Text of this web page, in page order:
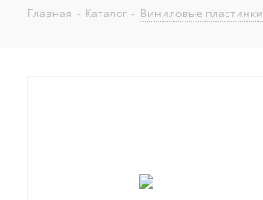
Главная - Каталог - Виниловые пластинки